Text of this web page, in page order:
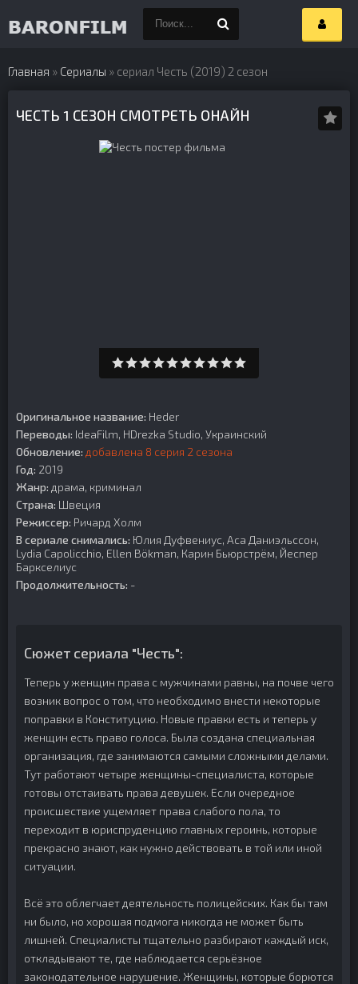
Главная » Сериалы » сериал Честь (2019) 2 сезон
ЧЕСТЬ 1 СЕЗОН СМОТРЕТЬ ОНАЙН
Оригинальное название: Heder
Переводы: IdeaFilm, HDrezka Studio, Украинский
Обновление: добавлена 8 серия 2 сезона
Год: 2019
Жанр: драма, криминал
Страна: Швеция
Режиссер: Ричард Холм
В сериале снимались: Юлия Дуфвениус, Аса Даниэльссон,
Lydia Capolicchio, Ellen Bökman, Карин Бьюрстрём, Йеспер
Баркселиус
Продолжительность: -
Сюжет сериала "Честь":
Теперь у женщин права с мужчинами равны, на почве чего
возник вопрос о том, что необходимо внести некоторые
поправки в Конституцию. Новые правки есть и теперь у
женщин есть право голоса. Была создана специальная
организация, где занимаются самыми сложными делами.
Тут работают четыре женщины-специалиста, которые
готовы отстаивать права девушек. Если очередное
происшествие ущемляет права слабого пола, то
переходит в юриспруденцию главных героинь, которые
прекрасно знают, как нужно действовать в той или иной
ситуации.
Всё это облегчает деятельность полицейских. Как бы там
ни было, но хорошая подмога никогда не может быть
лишней. Специалисты тщательно разбирают каждый иск,
откладывают те, где наблюдается серьёзное
законодательное нарушение. Женщины, которые борются